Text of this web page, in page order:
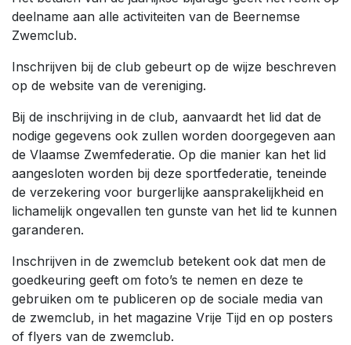
deelname aan alle activiteiten van de Beernemse
Zwemclub.
Inschrijven bij de club gebeurt op de wijze beschreven
op de website van de vereniging.
Bij de inschrijving in de club, aanvaardt het lid dat de
nodige gegevens ook zullen worden doorgegeven aan
de Vlaamse Zwemfederatie. Op die manier kan het lid
aangesloten worden bij deze sportfederatie, teneinde
de verzekering voor burgerlijke aansprakelijkheid en
lichamelijk ongevallen ten gunste van het lid te kunnen
garanderen.
Inschrijven in de zwemclub betekent ook dat men de
goedkeuring geeft om foto’s te nemen en deze te
gebruiken om te publiceren op de sociale media van
de zwemclub, in het magazine Vrije Tijd en op posters
of flyers van de zwemclub.